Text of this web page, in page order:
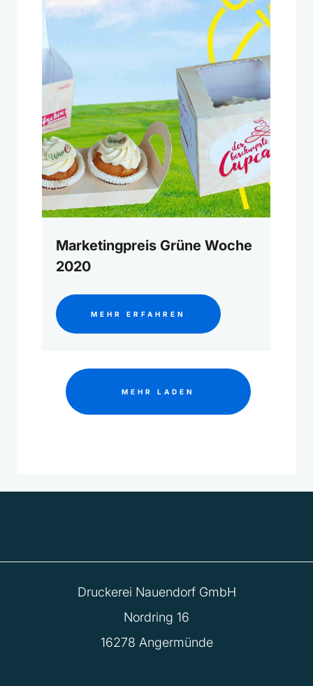
Marketingpreis Grüne Woche
2020
MEHR ERFAHREN
MEHR LADEN
Druckerei Nauendorf GmbH
Nordring 16
16278 Angermünde